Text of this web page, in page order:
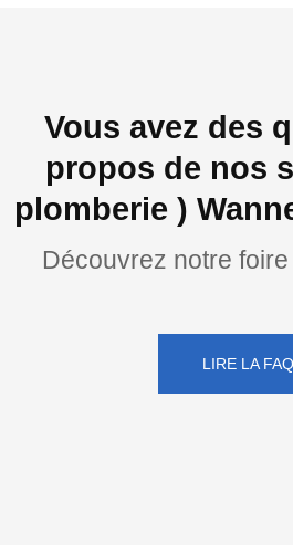
Vous avez des
propos de nos
plomberie )
Découvrez notre
LIRE LA FAQ